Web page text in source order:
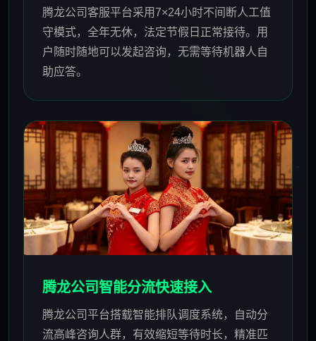
腾龙公司客服平台采用7×24小时不间断人工值
守模式，全年无休，法定节假日正常接待。用
户随时随地可以发起咨询，无需等待机器人自
助应答。
腾龙公司智能分流快速接入
腾龙公司平台搭载智能排队调度系统，自动分
流高峰咨询人群，有效缩短等待时长，精准匹